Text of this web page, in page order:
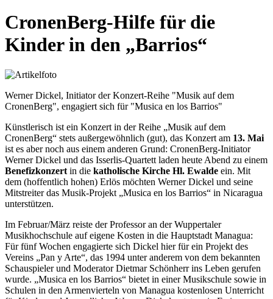
CronenBerg-Hilfe für die
Kinder in den „Barrios“
Werner Dickel, Initiator der Konzert-Reihe "Musik auf dem
CronenBerg", engagiert sich für "Musica en los Barrios"
Künstlerisch ist ein Konzert in der Reihe „Musik auf dem
CronenBerg“ stets außergewöhnlich (gut), das Konzert am 13. Mai
ist es aber noch aus einem anderen Grund: CronenBerg-Initiator
Werner Dickel und das Isserlis-Quartett laden heute Abend zu einem
Benefizkonzert in die katholische Kirche Hl. Ewalde ein. Mit
dem (hoffentlich hohen) Erlös möchten Werner Dickel und seine
Mitstreiter das Musik-Projekt „Musica en los Barrios“ in Nicaragua
unterstützen.
Im Februar/März reiste der Professor an der Wuppertaler
Musikhochschule auf eigene Kosten in die Hauptstadt Managua:
Für fünf Wochen engagierte sich Dickel hier für ein Projekt des
Vereins „Pan y Arte“, das 1994 unter anderem von dem bekannten
Schauspieler und Moderator Dietmar Schönherr ins Leben gerufen
wurde. „Musica en los Barrios“ bietet in einer Musikschule sowie in
Schulen in den Armenvierteln von Managua kostenlosen Unterricht